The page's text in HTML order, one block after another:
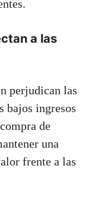
a las
perjudican las
bajos ingresos
de
una
frente a las